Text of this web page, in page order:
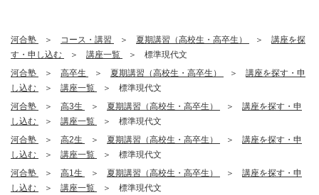
河合塾 コース・講習 夏期講習（高校生・高卒生）
講座を探
す・申し込む
講座一覧
標準現代文
河合塾
高卒生 夏期講習（高校生・高卒生）
講座を探す・申
し込む
講座一覧
標準現代文
河合塾
高3生 夏期講習（高校生・高卒生）
講座を探す・申
し込む
講座一覧
標準現代文
河合塾
高2生 夏期講習（高校生・高卒生）
講座を探す・申
し込む
講座一覧
標準現代文
河合塾
高1生 夏期講習（高校生・高卒生）
講座を探す・申
し込む
講座一覧
標準現代文